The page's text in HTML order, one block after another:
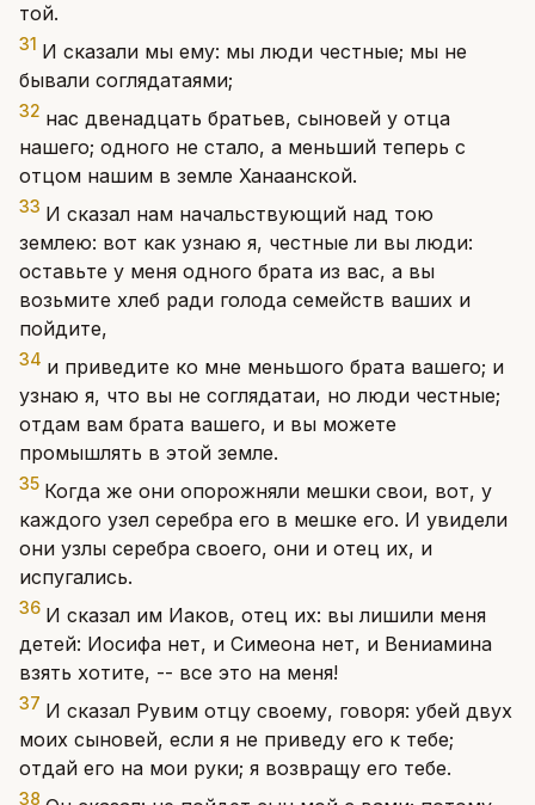
той.
31 И сказали мы ему: мы люди честные; мы не
бывали соглядатаями;
32 нас двенадцать братьев, сыновей у отца
нашего; одного не стало, а меньший теперь с
отцом нашим в земле Ханаанской.
33 И сказал нам начальствующий над тою
землею: вот как узнаю я, честные ли вы люди:
оставьте у меня одного брата из вас, а вы
возьмите хлеб ради голода семейств ваших и
пойдите,
34 и приведите ко мне меньшого брата вашего; и
узнаю я, что вы не соглядатаи, но люди честные;
отдам вам брата вашего, и вы можете
промышлять в этой земле.
35 Когда же они опорожняли мешки свои, вот, у
каждого узел серебра его в мешке его. И увидели
они узлы серебра своего, они и отец их, и
испугались.
36 И сказал им Иаков, отец их: вы лишили меня
детей: Иосифа нет, и Симеона нет, и Вениамина
взять хотите, -- все это на меня!
37 И сказал Рувим отцу своему, говоря: убей двух
моих сыновей, если я не приведу его к тебе;
отдай его на мои руки; я возвращу его тебе.
38